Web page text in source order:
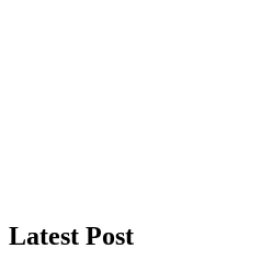
Latest Post